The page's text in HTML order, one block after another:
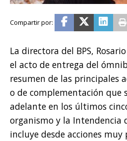
La directora del BPS,
el acto de entrega del
resumen de las principales
o de complementación que
adelante en los últimos
organismo y la Intendencia
incluye desde acciones